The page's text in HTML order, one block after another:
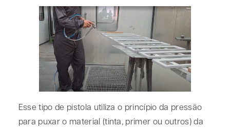
Esse tipo de pistola utiliza o princípio da pressão
para puxar o material (tinta, primer ou outros) da